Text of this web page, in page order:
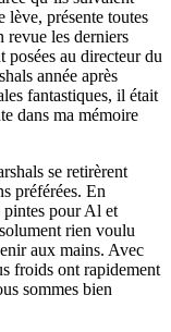
lève, présente toutes
revue les derniers
au directeur du
année après
fantastiques, il était
dans ma mémoire
se retirèrent
préférées. En
pintes pour Al et
rien voulu
aux mains. Avec
froids ont rapidement
sommes bien